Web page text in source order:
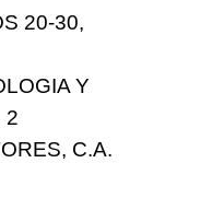
20-30,
Y
2
C.A.